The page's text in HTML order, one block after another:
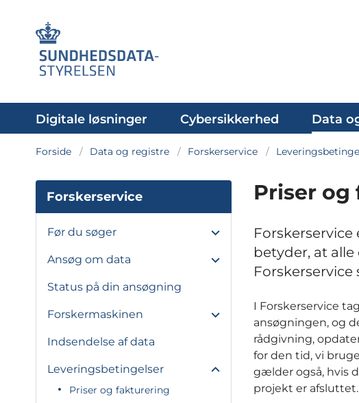
Digitale løsninger Cybersikkerhed Data
Forside Data og registre Forskerservice
Forskerservice
Før du søger
Ansøg om data
Status på din ansøgning
Forskermaskinen
Indsendelse af data
Leveringsbetingelser
Priser og fakturering
Priser
betyder, at
I Forskerservice
ansøgningen, og
rådgivning,
for den tid, vi
gælder også, hvis
projekt er afsluttet.